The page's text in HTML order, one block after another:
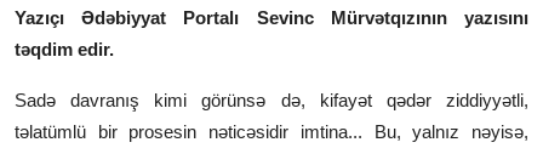
Yazıçı Ədəbiyyat Portalı Sevinc Mürvətqızının yazısını
təqdim edir.
Sadə davranış kimi görünsə də, kifayət qədər ziddiyyətli,
təlatümlü bir prosesin nəticəsidir imtina... Bu, yalnız nəyisə,